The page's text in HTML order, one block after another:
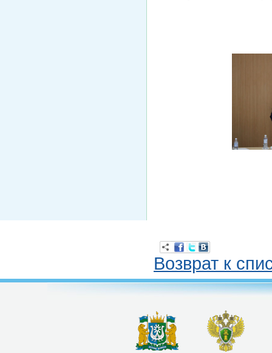
Возврат к